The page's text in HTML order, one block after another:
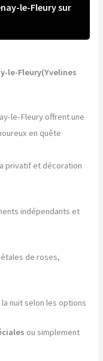
le-Fleury sur
le-Fleury(Yvelines
le-Fleury offrent une
en quête
privatif et décoration
indépendants et
de roses,
nuit selon les options
ou simplement